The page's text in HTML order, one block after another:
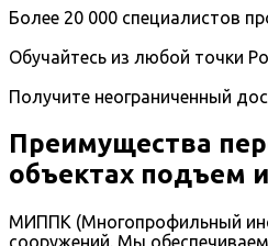
Более 20 000 специалистов
Обучайтесь из любой точки
Получите неограниченный
Преимущества
объектах подъем
МИППК (Многопрофильный
сооружений. Мы